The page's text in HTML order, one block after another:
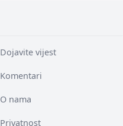
Dojavite vijest
Komentari
O nama
Privatnost